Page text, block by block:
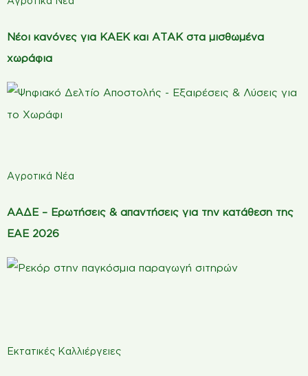
Νέοι κανόνες για ΚΑΕΚ και ΑΤΑΚ στα μισθωμένα
χωράφια
Αγροτικά Νέα
ΑΑΔΕ – Ερωτήσεις & απαντήσεις για την κατάθεση της
ΕΑΕ 2026
Εκτατικές Καλλιέργειες